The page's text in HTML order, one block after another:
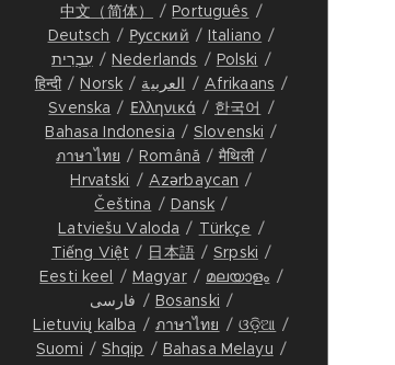
中文（简体）
Português
Deutsch
Русский
Italiano
עִבְרִית
Nederlands
Polski
हिन्दी
Norsk العربية
Afrikaans
Svenska
Ελληνικά
한국어
Bahasa Indonesia
Slovenski
ภาษาไทย
Română
मैथिली
Hrvatski
Azərbaycan
Čeština
Dansk
Latviešu Valoda
Türkçe
Tiếng Việt
日本語
Srpski
Eesti keel
Magyar
മലയാളം
فارسی
Bosanski
Lietuvių kalba
ภาษาไทย
ଓଡ଼ିଆ
Suomi
Shqip
Bahasa Melayu